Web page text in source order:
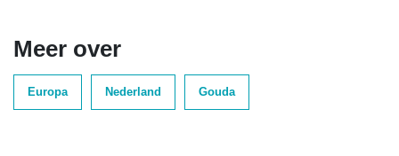
Meer over
Europa Nederland Gouda